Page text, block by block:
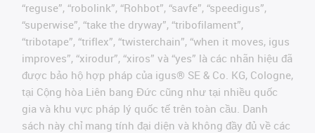
“reguse”, “robolink”, “Rohbot”, “savfe”, “speedigus”,
“superwise”, “take the dryway”, “tribofilament”,
“tribotape”, “triflex”, “twisterchain”, “when it moves, igus
improves”, “xirodur”, “xiros” và “yes” là các nhãn hiệu đã
được bảo hộ hợp pháp của igus® SE & Co. KG, Cologne,
tại Cộng hòa Liên bang Đức cũng như tại nhiều quốc
gia và khu vực pháp lý quốc tế trên toàn cầu. Danh
sách này chỉ mang tính đại diện và không đầy đủ về các